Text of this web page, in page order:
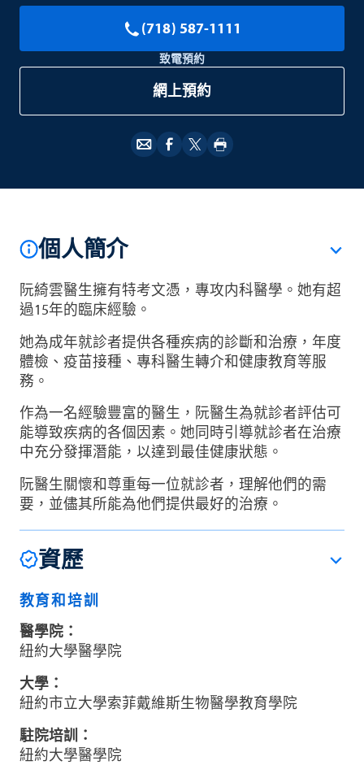
(718) 587-1111
致電預約
網上預約
個人簡介
阮綺雲醫生擁有特考文憑，專攻内科醫學。她有超
過15年的臨床經驗。
她為成年就診者提供各種疾病的診斷和治療，年度
體檢、疫苗接種、專科醫生轉介和健康教育等服
務。
作為一名經驗豐富的醫生，阮醫生為就診者評估可
能導致疾病的各個因素。她同時引導就診者在治療
中充分發揮潛能，以達到最佳健康狀態。
阮醫生關懷和尊重每一位就診者，理解他們的需
要，並儘其所能為他們提供最好的治療。
資歷
教育和培訓
醫學院：
紐約大學醫學院
大學：
紐約市立大學索菲戴維斯生物醫學教育學院
駐院培訓：
紐約大學醫學院